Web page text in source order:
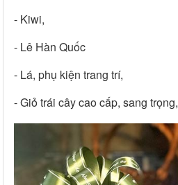
- Kiwi,
- Lê Hàn Quốc
- Lá, phụ kiện trang trí,
- Giỏ trái cây cao cấp, sang